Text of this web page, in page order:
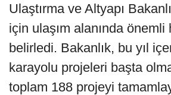
Ulaştırma ve Altyapı
için ulaşım alanında önemli
belirledi. Bakanlık, bu yıl
karayolu projeleri başta
toplam 188 projeyi